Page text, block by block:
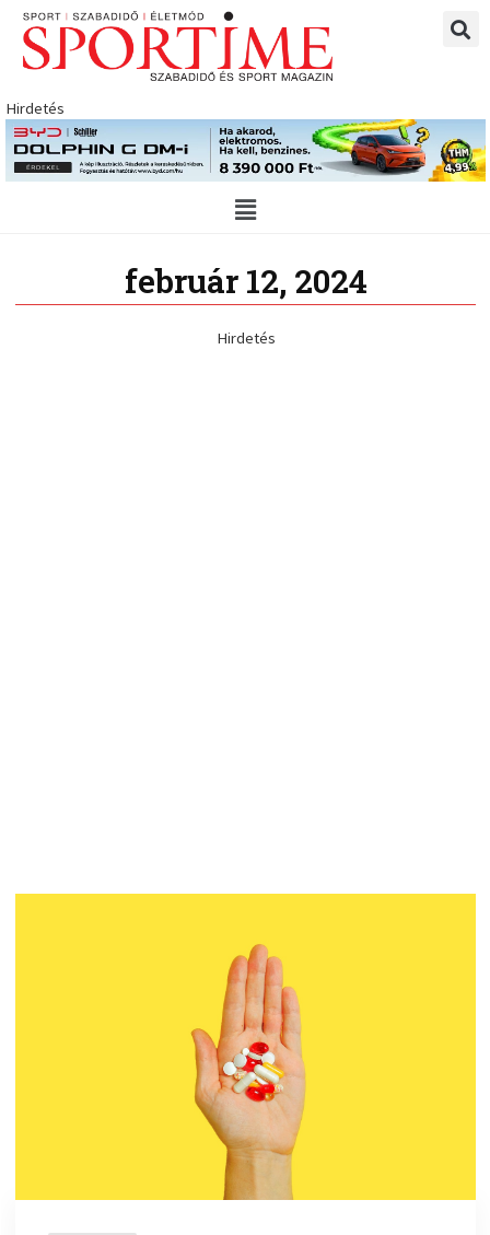
Skip
content
Hirdetés
Main
Menu
február 12, 2024
Hirdetés